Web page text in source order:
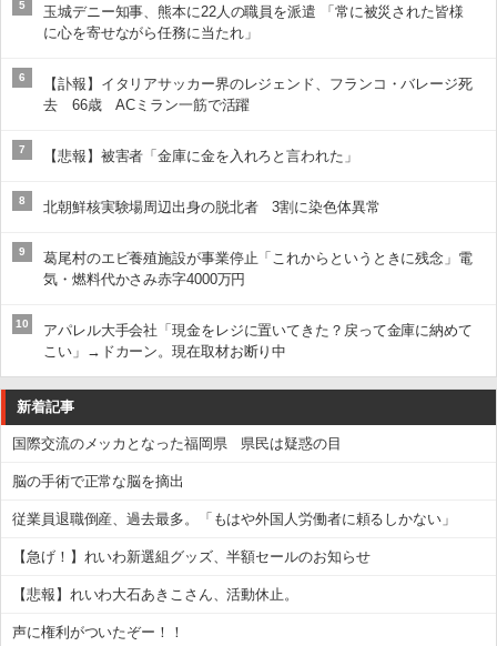
5
玉城デニー知事、熊本に22人の職員を派遣 「常に被災された皆様
に心を寄せながら任務に当たれ」
6
【訃報】イタリアサッカー界のレジェンド、フランコ・バレージ死
去 66歳 ACミラン一筋で活躍
7 【悲報】被害者「金庫に金を入れろと言われた」
8 北朝鮮核実験場周辺出身の脱北者 3割に染色体異常
9
葛尾村のエビ養殖施設が事業停止「これからというときに残念」電
気・燃料代かさみ赤字4000万円
10
アパレル大手会社「現金をレジに置いてきた？戻って金庫に納めて
こい」→ドカーン。現在取材お断り中
新着記事
国際交流のメッカとなった福岡県 県民は疑惑の目
脳の手術で正常な脳を摘出
従業員退職倒産、過去最多。「もはや外国人労働者に頼るしかない」
【急げ！】れいわ新選組グッズ、半額セールのお知らせ
【悲報】れいわ大石あきこさん、活動休止。
声に権利がついたぞー！！